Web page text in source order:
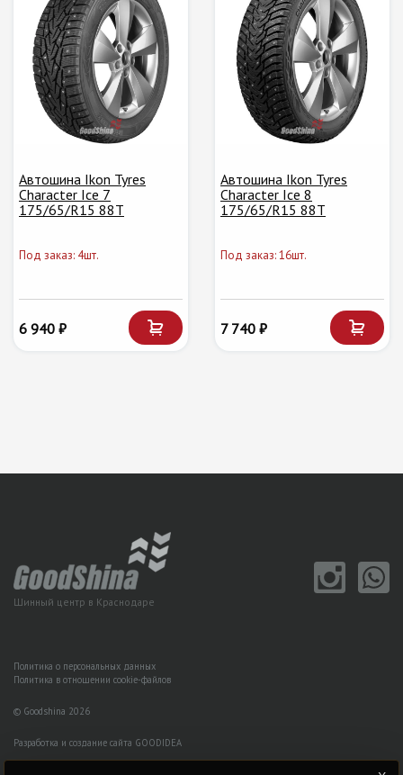
Автошина Ikon Tyres
Character Ice 7
175/65/R15 88T
Под заказ: 4шт.
6 940 ₽
Автошина Ikon Tyres
Character Ice 8
175/65/R15 88T
Под заказ: 16шт.
7 740 ₽
Шинный центр в Краснодаре
Политика о персональных данных
Политика в отношении cookie-файлов
© Goodshina 2026
Разработка и создание сайта GOODIDEA